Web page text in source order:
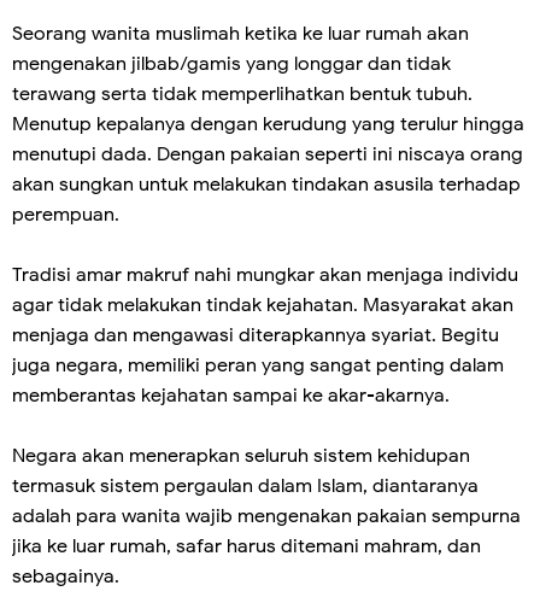
Seorang wanita muslimah ketika ke luar rumah akan
mengenakan jilbab/gamis yang longgar dan tidak
terawang serta tidak memperlihatkan bentuk tubuh.
Menutup kepalanya dengan kerudung yang terulur hingga
menutupi dada. Dengan pakaian seperti ini niscaya orang
akan sungkan untuk melakukan tindakan asusila terhadap
perempuan.
Tradisi amar makruf nahi mungkar akan menjaga individu
agar tidak melakukan tindak kejahatan. Masyarakat akan
menjaga dan mengawasi diterapkannya syariat. Begitu
juga negara, memiliki peran yang sangat penting dalam
memberantas kejahatan sampai ke akar-akarnya.
Negara akan menerapkan seluruh sistem kehidupan
termasuk sistem pergaulan dalam Islam, diantaranya
adalah para wanita wajib mengenakan pakaian sempurna
jika ke luar rumah, safar harus ditemani mahram, dan
sebagainya.